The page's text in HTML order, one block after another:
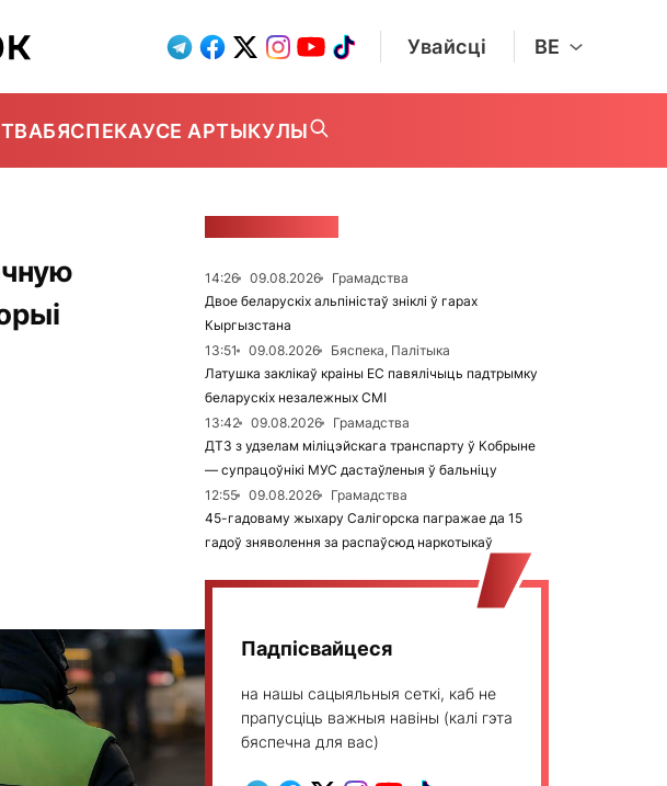
Увайсці BE
БЯСПЕКАУСЕ АРТЫКУЛЫ
14:26 09.08.2026
Грамадства
Двое беларускіх альпіністаў зніклі ў гарах
Кыргызстана
13:51
09.08.2026
Бяспека, Палітыка
Латушка заклікаў краіны ЕС павялічыць падтрымку
беларускіх незалежных СМІ
13:42
09.08.2026
Грамадства
ДТЗ з удзелам міліцэйскага транспарту ў Кобрыне
— супрацоўнікі МУС дастаўленыя ў бальніцу
12:55
09.08.2026
Грамадства
45-гадоваму жыхару Салігорска пагражае да 15
гадоў зняволення за распаўсюд наркотыкаў
Падпісвайцеся
на нашы сацыяльныя сеткі, каб не
прапусціць важныя навіны (калі гэта
бяспечна для вас)